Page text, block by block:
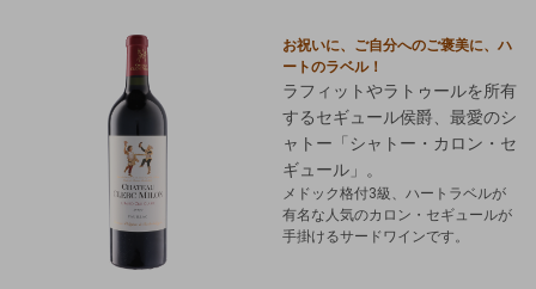
お祝いに、ご自分へのご褒美に、 ハ
ートのラベル！
ラフィットやラトゥールを所有
するセギュール侯爵、最愛のシ
ャトー「シャトー・カロン・セ
ギュール」。
メドック格付3級、ハートラベルが
有名な人気のカロン・セギュールが
手掛けるサードワインです。